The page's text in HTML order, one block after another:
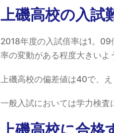
上磯高校の入試
2018年度の入試倍率は1。
率の変動がある程度大きいよ
上磯高校の偏差値は40で、
一般入試においては学力検査
上磯高校に合格